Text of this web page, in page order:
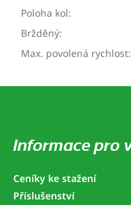
Poloha kol:
Bržděný:
Max. povolená rychlost:
Informace pro
Ceníky ke stažení
Příslušenství